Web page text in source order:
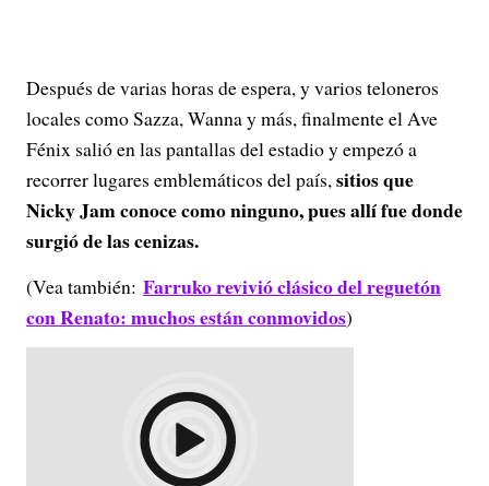
Después de varias horas de espera, y varios teloneros
locales como Sazza, Wanna y más, finalmente el Ave
Fénix salió en las pantallas del estadio y empezó a
recorrer lugares emblemáticos del país,sitios que
Nicky Jam conoce como ninguno, pues allí fue donde
surgió de las cenizas.
(Vea también: Farruko revivió clásico del reguetón
con Renato: muchos están conmovidos)